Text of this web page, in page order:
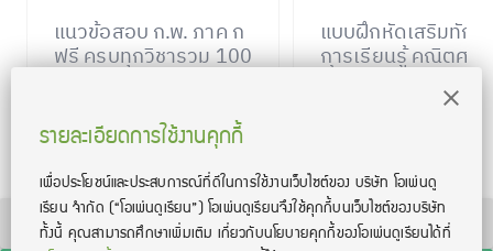
วิชา)
แนวข้อสอบ ก.พ. ภาค ก
ฟรี ครบทุกวิชารวม 100
แบบฝึกหัดเสริมทักษ
การเรียนรู้ คณิตศา
พื้นฐาน ม.2 เทอ
TOEIC® and TOEFL® are registered trademarks of Educational Testing Service
(ETS). This product is not endorsed or approved by ETS.
รายละเอียดการใช้งานคุกกี้
เพื่อประโยชน์และประสบการณ์ที่ดีในการใช้งานเว็บไซต์ของ บริษัท โอเพ่นดู
เรียน จํากัด (“โอเพ่นดูเรียน”)โอเพ่นดูเรียนจึงใช้คุกกี้บนเว็บไซต์ของบริษัท
ทั้งนี้ คุณสามารถศึกษาเพิ่มเติม เกี่ยวกับนโยบายคุกกี้ของโอเพ่นดูเรียนได้ที่